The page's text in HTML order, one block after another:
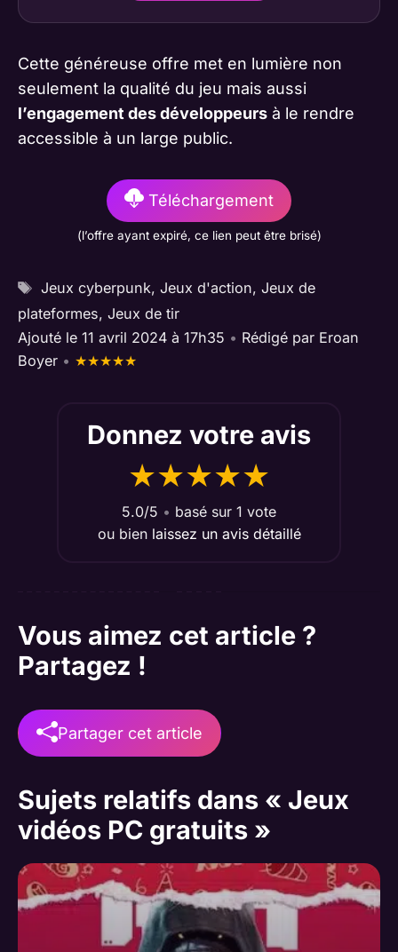
Cette généreuse offre met en lumière non
seulement la qualité du jeu mais aussi
l’engagement des développeurs à le rendre
accessible à un large public.
Téléchargement
(l’offre ayant expiré, ce lien peut être brisé)
Étiquettes
Jeux cyberpunk, Jeux d'action, Jeux de
plateformes, Jeux de tir
Ajouté le 11 avril 2024 à 17h35 • Rédigé par Eroan
Boyer • ★★★★★
Donnez votre avis
★★★★★
5.0/5 • basé sur 1 vote
ou bien laissez un avis détaillé
Vous aimez cet article ?
Partagez !
Partager cet article
Sujets relatifs dans « Jeux
vidéos PC gratuits »